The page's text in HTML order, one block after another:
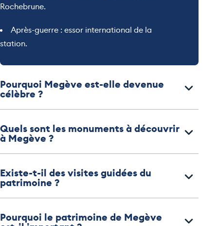
Rochebrune.
Après-guerre : essor international de la
station.
Pourquoi Megève est-elle devenue
célèbre ?
Quels sont les monuments à découvrir
à Megève ?
Existe-t-il des visites guidées du
patrimoine ?
Pourquoi le patrimoine de Megève